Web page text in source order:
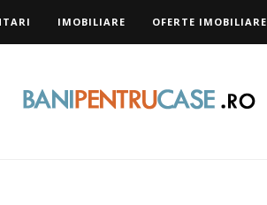
IMOBILIARE OFERTE IMOBILIARE